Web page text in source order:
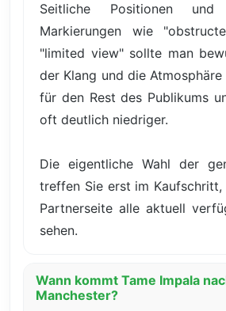
Seitliche Positionen
Markierungen wie
"limited view" sollte man
der Klang und die
für den Rest des Publikums
oft deutlich niedriger.
Die eigentliche Wahl der
treffen Sie erst im
Partnerseite alle aktuell
sehen.
Wann kommt Tame Impala
Manchester?